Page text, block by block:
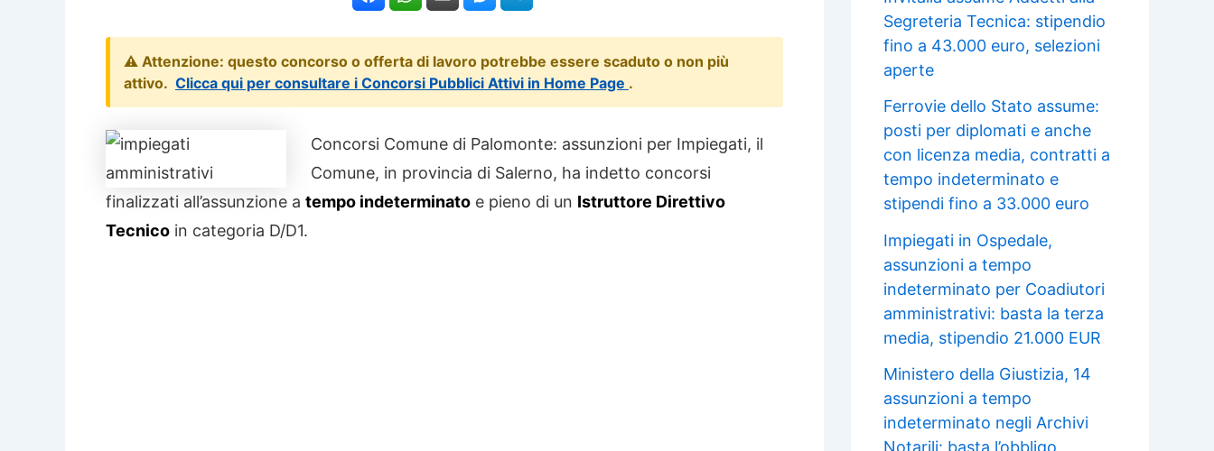
⚠️ Attenzione: questo concorso o offerta di lavoro potrebbe essere scaduto o non più
attivo. Clicca qui per consultare i Concorsi Pubblici Attivi in Home Page .
Concorsi Comune di Palomonte: assunzioni per Impiegati, il
Comune, in provincia di Salerno, ha indetto concorsi
finalizzati all’assunzione a tempo indeterminato e pieno di un Istruttore Direttivo
Tecnico in categoria D/D1.
Segreteria Tecnica: stipendio
fino a 43.000 euro, selezioni
aperte
Ferrovie dello Stato assume:
posti per diplomati e anche
con licenza media, contratti a
tempo indeterminato e
stipendi fino a 33.000 euro
Impiegati in Ospedale,
assunzioni a tempo
indeterminato per Coadiutori
amministrativi: basta la terza
media, stipendio 21.000 EUR
Ministero della Giustizia, 14
assunzioni a tempo
indeterminato negli Archivi
Notarili: basta l’obbligo